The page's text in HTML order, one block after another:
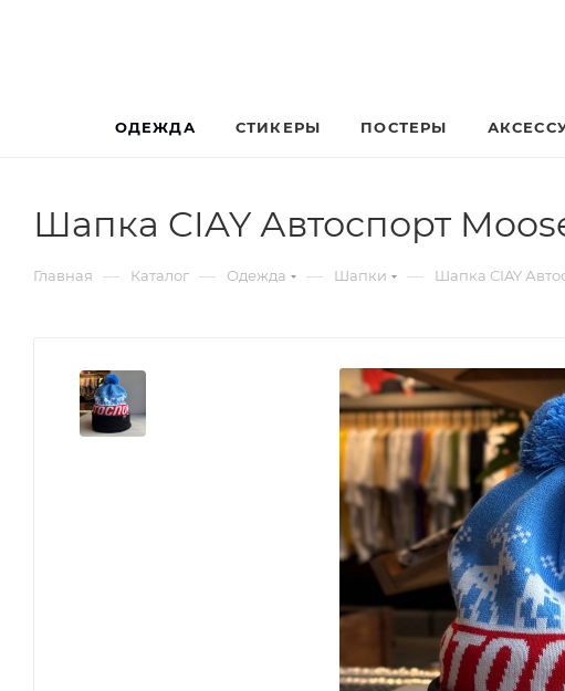
ОДЕЖДА СТИКЕРЫ ПОСТЕРЫ
Шапка CIAY Автоспорт
Главная — Каталог — Одежда — Шапки — Шапка CIAY